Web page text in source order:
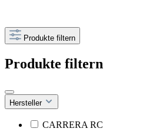
Produkte filtern
Produkte filtern
Hersteller
CARRERA RC